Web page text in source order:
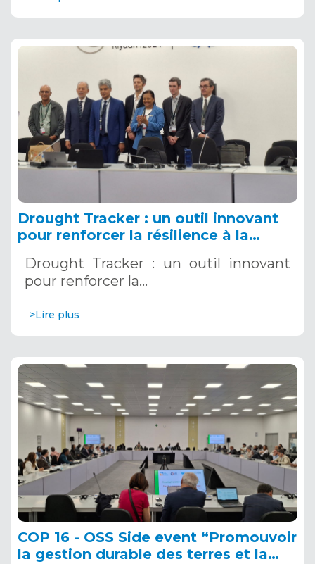
Drought Tracker : un outil innovant
pour renforcer la résilience à la
COP 16
Drought Tracker : un outil innovant
pour renforcer la…
>Lire plus
COP 16 - OSS Side event “Promouvoir
la gestion durable des terres et la